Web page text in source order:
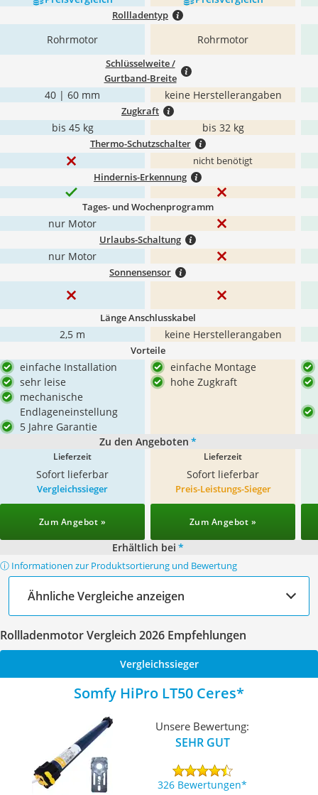
Rollladentyp
Rohrmotor Rohrmotor
Schlüsselweite /
Gurtband-Breite
40 | 60 mm keine Herstellerangaben
Zugkraft
bis 45 kg bis 32 kg
Thermo-Schutzschalter
nicht benötigt
Hindernis-Erkennung
Tages- und Wochenprogramm
nur Motor
Urlaubs-Schaltung
nur Motor
Sonnensensor
Länge Anschlusskabel
2,5 m keine Herstellerangaben
Vorteile
einfache Installation
sehr leise
mechanische
Endlageneinstellung
5 Jahre Garantie
einfache Montage
hohe Zugkraft
Zu den Angeboten *
Lieferzeit
Sofort lieferbar
Lieferzeit
Sofort lieferbar
Vergleichssieger
Zum Angebot »
Preis-Leistungs-Sieger
Zum Angebot »
Erhältlich bei *
ⓘ Informationen zur Produktsortierung und Bewertung
Ähnliche Vergleiche anzeigen
Rollladenmotor Vergleich 2026 Empfehlungen
Vergleichssieger
Somfy HiPro LT50 Ceres
Unsere Bewertung:
SEHR GUT
326 Bewertungen